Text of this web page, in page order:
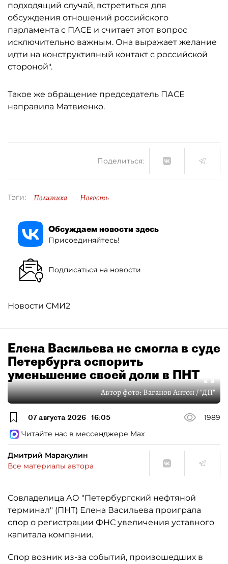
подходящий случай, встретиться для
обсуждения отношений российского
парламента с ПАСЕ и считает этот вопрос
исключительно важным. Она выражает желание
идти на конструктивный контакт с российской
стороной".
Такое же обращение председатель ПАСЕ
направила Матвиенко.
Поделиться:
Тэги: Политика Новость
Обсуждаем новости здесь
Присоединяйтесь!
Подписаться на новости
Новости СМИ2
Елена Васильева не смогла в суде
Петербурга оспорить
уменьшение своей доли в ПНТ
Автор фото:Ваганов Антон / "ДП"
07 августа 2026 16:05
1989
Читайте нас в мессенджере Max
Дмитрий Маракулин
Все материалы автора
Совладелица АО "Петербургский нефтяной
терминал" (ПНТ) Елена Васильева проиграла
спор о регистрации ФНС увеличения уставного
капитала компании.
Спор возник из-за событий, произошедших в